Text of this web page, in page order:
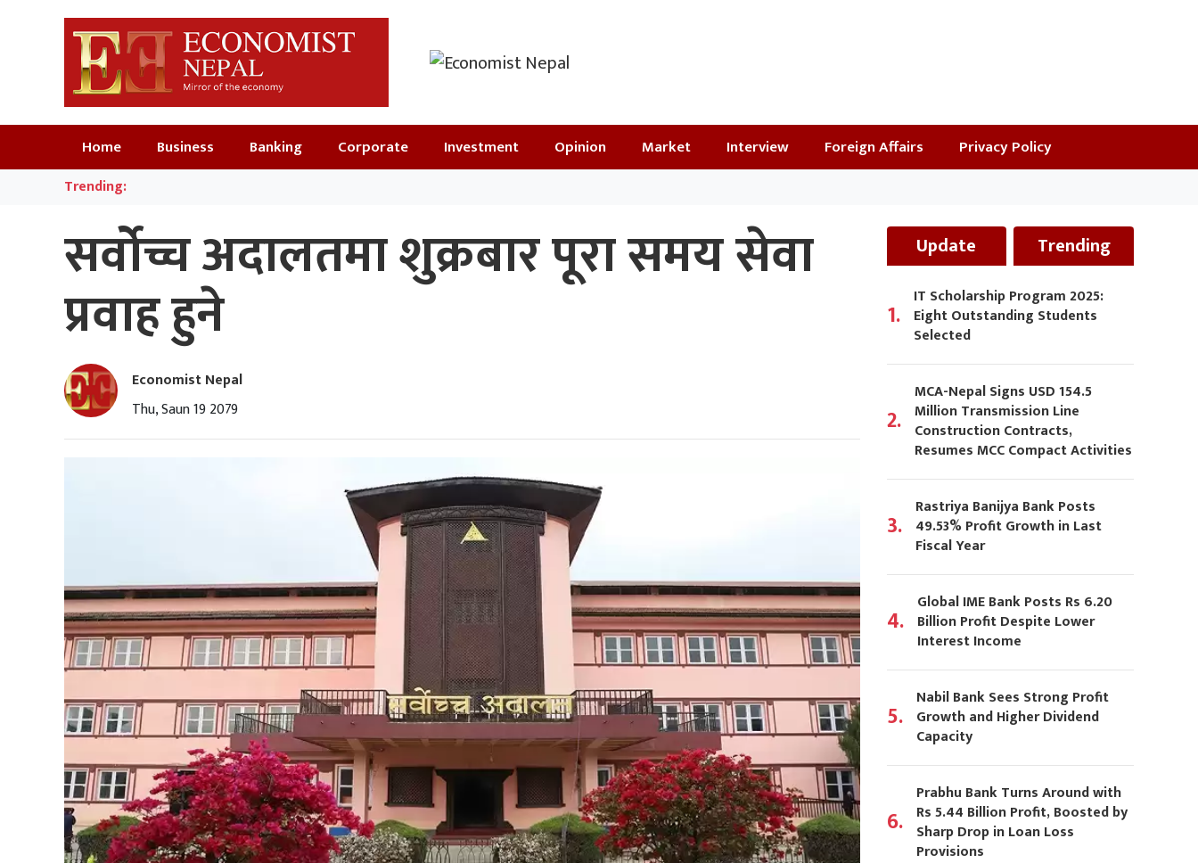
Home Business Banking Corporate Investment Opinion Market Interview Foreign Affairs Privacy Policy
Trending:
सर्वोच्च अदालतमा शुक्रबार पूरा समय सेवा
प्रवाह हुने
Economist Nepal
Thu, Saun 19 2079
Update Trending
1.
IT Scholarship Program 2025:
Eight Outstanding Students
Selected
2.
MCA-Nepal Signs USD 154.5
Million Transmission Line
Construction Contracts,
Resumes MCC Compact Activities
3.
Rastriya Banijya Bank Posts
49.53% Profit Growth in Last
Fiscal Year
4.
Global IME Bank Posts Rs 6.20
Billion Profit Despite Lower
Interest Income
5.
Nabil Bank Sees Strong Profit
Growth and Higher Dividend
Capacity
6.
Prabhu Bank Turns Around with
Rs 5.44 Billion Profit, Boosted by
Sharp Drop in Loan Loss
Provisions